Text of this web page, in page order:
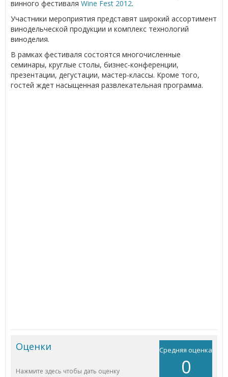
винного фестиваля Wine Fest 2012.
Участники мероприятия представят широкий ассортимент
винодельческой продукции и комплекс технологий
виноделия.
В рамках фестиваля состоятся многочисленные
семинары, круглые столы, бизнес-конференции,
презентации, дегустации, мастер-классы. Кроме того,
гостей ждет насыщенная развлекательная программа.
Средняя оценка
0
Оценки
Нажмите здесь чтобы дать оценку